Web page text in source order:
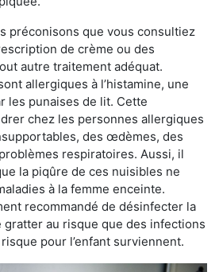
préconisons que vous consultiez
de crème ou des
autre traitement adéquat.
allergiques à l’histamine, une
les punaises de lit. Cette
chez les personnes allergiques
des œdèmes, des
respiratoires. Aussi, il
la piqûre de ces nuisibles ne
à la femme enceinte.
recommandé de désinfecter la
gratter au risque que des infections
pour l’enfant surviennent.